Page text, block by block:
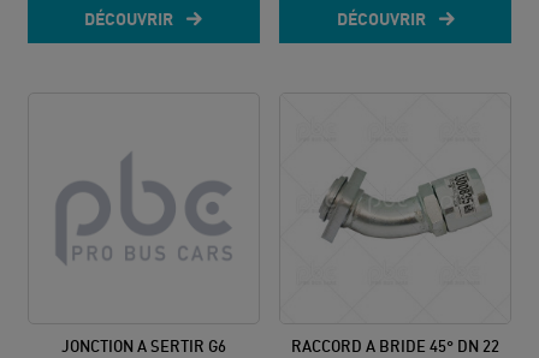
DÉCOUVRIR DÉCOUVRIR
JONCTION A SERTIR G6
RACCORD A BRIDE 45° DN 22